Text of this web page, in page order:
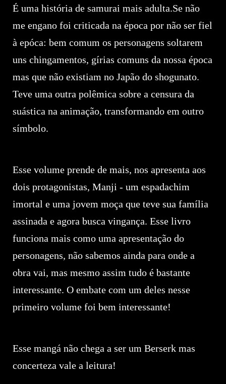
É uma história de samurai mais adulta.Se não
me engano foi criticada na época por não ser fiel
à epóca: bem comum os personagens soltarem
uns chingamentos, gírias comuns da nossa época
mas que não existiam no Japão do shogunato.
Teve uma outra polêmica sobre a censura da
suástica na animação, transformando em outro
símbolo.
Esse volume prende de mais, nos apresenta aos
dois protagonistas, Manji - um espadachim
imortal e uma jovem moça que teve sua família
assinada e agora busca vingança. Esse livro
funciona mais como uma apresentação do
personagens, não sabemos ainda para onde a
obra vai, mas mesmo assim tudo é bastante
interessante. O embate com um deles nesse
primeiro volume foi bem interessante!
Esse mangá não chega a ser um Berserk mas
concerteza vale a leitura!